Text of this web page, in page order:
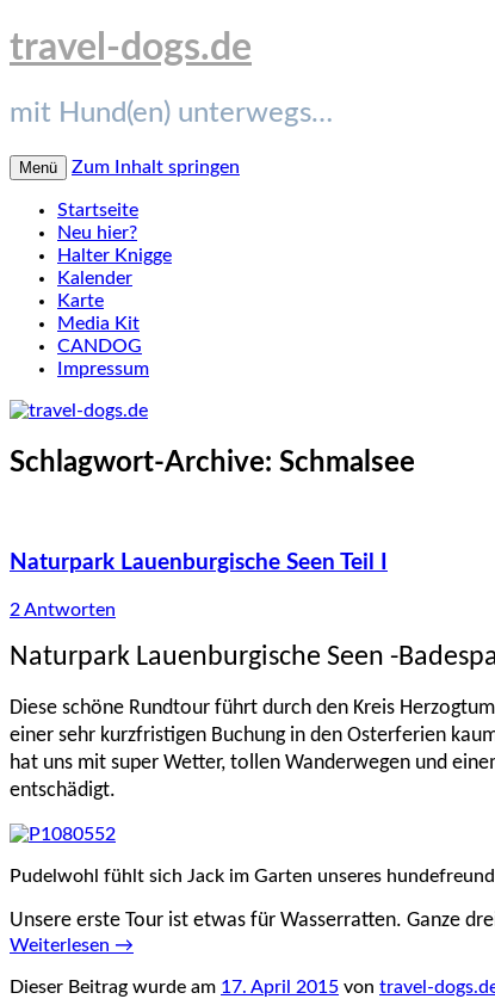
travel-dogs.de
mit Hund(en) unterwegs…
Menü Zum Inhalt springen
Startseite
Neu hier?
Halter Knigge
Kalender
Karte
Media Kit
CANDOG
Impressum
Schlagwort-Archive: Schmalsee
Naturpark Lauenburgische Seen Teil I
2 Antworten
Naturpark Lauenburgische Seen -
Diese schöne Rundtour führt durch den Kreis
einer sehr kurzfristigen Buchung in den Osterferien
hat uns mit super Wetter, tollen Wanderwegen und
entschädigt.
Pudelwohl fühlt sich Jack im Garten unseres
Unsere erste Tour ist etwas für Wasserratten. Ganze
Weiterlesen →
Dieser Beitrag wurde am 17. April 2015 von travel-